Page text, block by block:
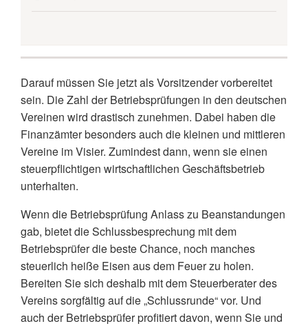
Darauf müssen Sie jetzt als Vorsitzender vorbereitet
sein. Die Zahl der Betriebsprüfungen in den deutschen
Vereinen wird drastisch zunehmen. Dabei haben die
Finanzämter besonders auch die kleinen und mittleren
Vereine im Visier. Zumindest dann, wenn sie einen
steuerpflichtigen wirtschaftlichen Geschäftsbetrieb
unterhalten.
Wenn die Betriebsprüfung Anlass zu Beanstandungen
gab, bietet die Schlussbesprechung mit dem
Betriebsprüfer die beste Chance, noch manches
steuerlich heiße Eisen aus dem Feuer zu holen.
Bereiten Sie sich deshalb mit dem Steuerberater des
Vereins sorgfältig auf die „Schlussrunde“ vor. Und
auch der Betriebsprüfer profitiert davon, wenn Sie und